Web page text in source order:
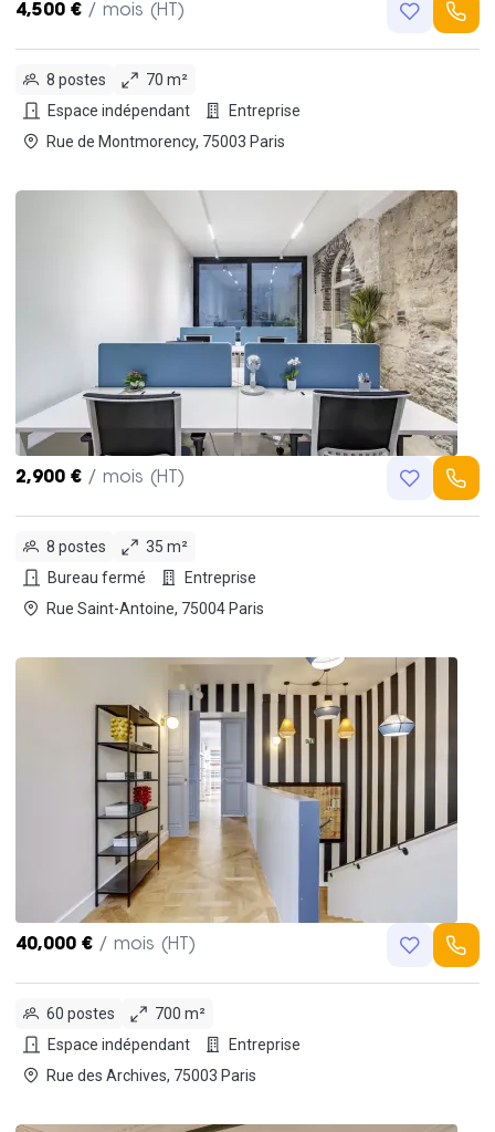
4,500 € / mois (HT)
8 postes
70 m²
Espace indépendant
Entreprise
Rue de Montmorency, 75003 Paris
2,900 € / mois (HT)
8 postes
35 m²
Bureau fermé
Entreprise
Rue Saint-Antoine, 75004 Paris
40,000 € / mois (HT)
60 postes
700 m²
Espace indépendant
Entreprise
Rue des Archives, 75003 Paris